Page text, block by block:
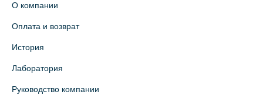
О компании
Оплата и возврат
История
Лаборатория
Руководство компании